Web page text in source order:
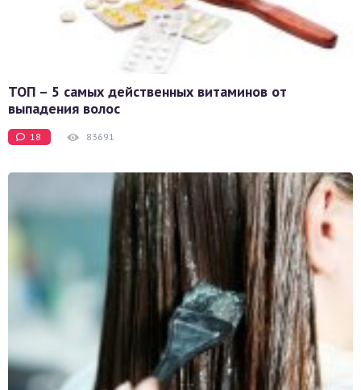
ТОП – 5 самых действенных витаминов от
выпадения волос
18 83691